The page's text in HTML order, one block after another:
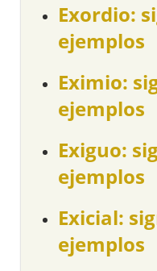
Exordio:
ejemplos
Eximio:
ejemplos
Exiguo:
ejemplos
Exicial:
ejemplos